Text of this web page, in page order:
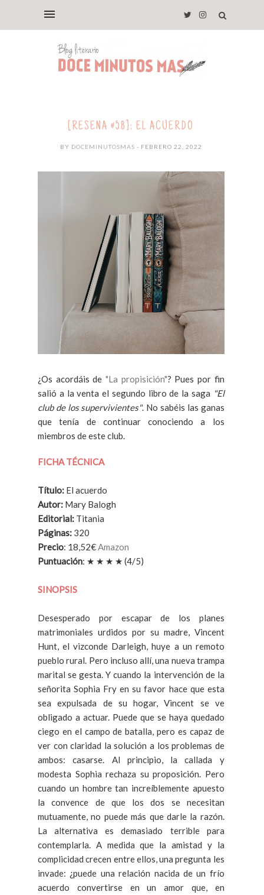
[RESEÑA #58]: EL ACUERDO
BY DOCEMINUTOSMAS - FEBRERO 22, 2022
¿Os acordáis de"La propisición"? Pues por fin
salió a la venta el segundo libro de la saga "El
club de los supervivientes". No sabéis las ganas
que tenía de continuar conociendo a los
miembros de este club.
FICHA TÉCNICA
Título: El acuerdo
Autor: Mary Balogh
Editorial: Titania
Páginas: 320
Precio: 18,52€Amazon
Puntuación: ★ ★ ★ ★ (4/5)
SINOPSIS
Desesperado por escapar de los planes
matrimoniales urdidos por su madre, Vincent
Hunt, el vizconde Darleigh, huye a un remoto
pueblo rural. Pero incluso allí, una nueva trampa
marital se gesta. Y cuando la intervención de la
señorita Sophia Fry en su favor hace que esta
sea expulsada de su hogar, Vincent se ve
obligado a actuar. Puede que se haya quedado
ciego en el campo de batalla, pero es capaz de
ver con claridad la solución a los problemas de
ambos: casarse. Al principio, la callada y
modesta Sophia rechaza su proposición. Pero
cuando un hombre tan increíblemente apuesto
la convence de que los dos se necesitan
mutuamente, no puede más que darle la razón.
La alternativa es demasiado terrible para
contemplarla. A medida que la amistad y la
complicidad crecen entre ellos, una pregunta les
invade: ¿puede una relación nacida de un frío
acuerdo convertirse en un amor que, en